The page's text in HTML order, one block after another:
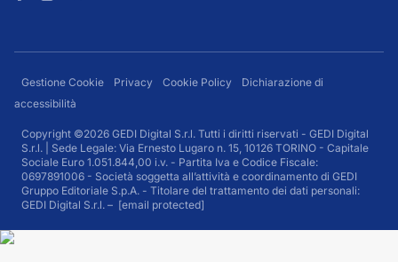
Gestione Cookie Privacy Cookie Policy
Dichiarazione di
accessibilità
Copyright ©2026 GEDI Digital S.r.l. Tutti i diritti riservati - GEDI Digital
S.r.l. | Sede Legale: Via Ernesto Lugaro n. 15, 10126 TORINO - Capitale
Sociale Euro 1.051.844,00 i.v. - Partita Iva e Codice Fiscale:
0697891006 - Società soggetta all’attività e coordinamento di GEDI
Gruppo Editoriale S.p.A. - Titolare del trattamento dei dati personali:
GEDI Digital S.r.l. – [email protected]